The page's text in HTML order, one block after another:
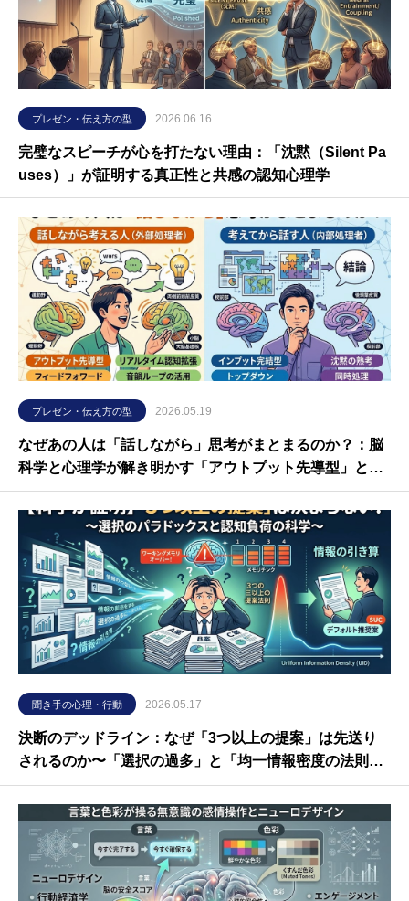
プレゼン・伝え方の型 2026.06.16
完璧なスピーチが心を打たない理由：「沈黙（Silent Pa
uses）」が証明する真正性と共感の認知心理学
プレゼン・伝え方の型 2026.05.19
なぜあの人は「話しながら」思考がまとまるのか？：脳
科学と心理学が解き明かす「アウトプット先導型」と
「インプット完結型」のコミュニケーションの全貌
聞き手の心理・行動 2026.05.17
決断のデッドライン：なぜ「3つ以上の提案」は先送り
されるのか〜「選択の過多」と「均一情報密度の法則」
から読み解くビジネスコミュニケーションの科学〜